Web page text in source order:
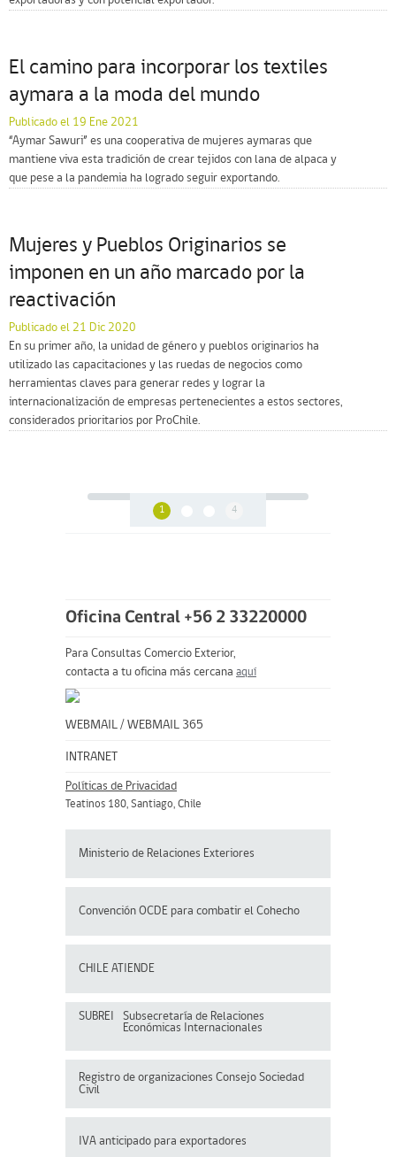
El camino para incorporar los textiles
aymara a la moda del mundo
Publicado el 19 Ene 2021
“Aymar Sawuri” es una cooperativa de mujeres aymaras que
mantiene viva esta tradición de crear tejidos con lana de alpaca y
que pese a la pandemia ha logrado seguir exportando.
Mujeres y Pueblos Originarios se
imponen en un año marcado por la
reactivación
Publicado el 21 Dic 2020
En su primer año, la unidad de género y pueblos originarios ha
utilizado las capacitaciones y las ruedas de negocios como
herramientas claves para generar redes y lograr la
internacionalización de empresas pertenecientes a estos sectores,
considerados prioritarios por ProChile.
1 4
Oficina Central +56 2 33220000
Para Consultas Comercio Exterior,
contacta a tu oficina más cercana aquí
WEBMAIL / WEBMAIL 365
INTRANET
Políticas de Privacidad
Teatinos 180, Santiago, Chile
Ministerio de Relaciones Exteriores
Convención OCDE para combatir el Cohecho
CHILE ATIENDE
SUBREI
Subsecretaría de Relaciones
Económicas Internacionales
Registro de organizaciones Consejo Sociedad
Civil
IVA anticipado para exportadores